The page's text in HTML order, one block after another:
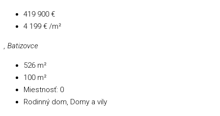
419 900 €
4 199 € /m²
, Batizovce
526 m²
100 m²
Miestnosť: 0
Rodinný dom, Domy a vily